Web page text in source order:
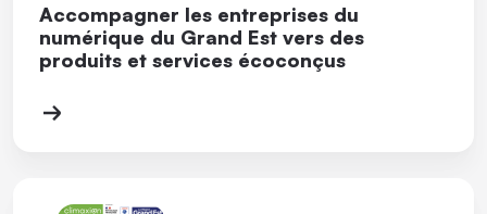
Accompagner les entreprises du
numérique du Grand Est vers des
produits et services écoconçus